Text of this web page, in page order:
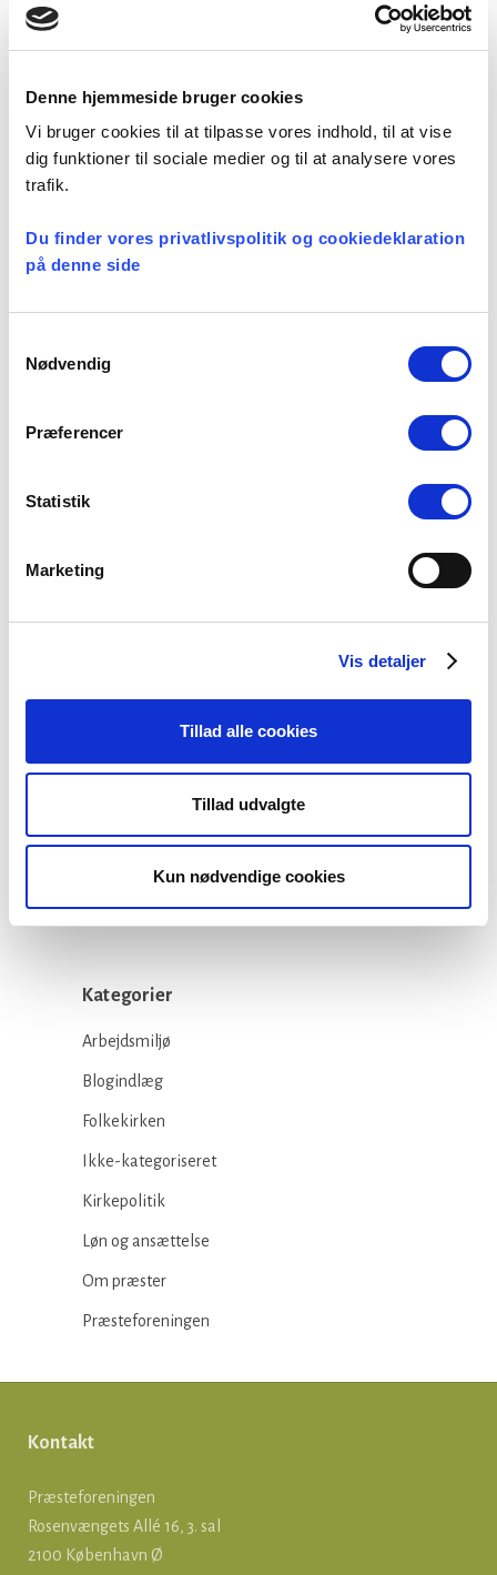
Denne hjemmeside bruger cookies
Vi bruger cookies til at tilpasse vores indhold, til at vise
dig funktioner til sociale medier og til at analysere vores
trafik.
Du finder vores privatlivspolitik og cookiedeklaration
på denne side
Nødvendig
Præferencer
Statistik
Marketing
Vis detaljer
Tillad alle cookies
Tillad udvalgte
Kun nødvendige cookies
mellem 7,55% og 11,75% årligt (fastsættes
halvårligt).
Kravet vedrører ikke overenskomstansatte
emeriti, der løbende optjener ret til ferie med
løn og godtgøres den optjente ferie ved afsked.
Et lille fald i ansøgere til
SOMMERTID ER
FERIETID
16 juli, 2026
Kategorier
Arbejdsmiljø
Blogindlæg
Folkekirken
Ikke-kategoriseret
Kirkepolitik
Løn og ansættelse
Om præster
Præsteforeningen
Kontakt
Præsteforeningen
Rosenvængets Allé 16, 3. sal
2100 København Ø